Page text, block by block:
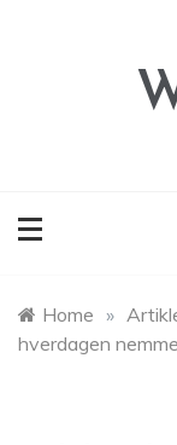
Home »
hverdagen